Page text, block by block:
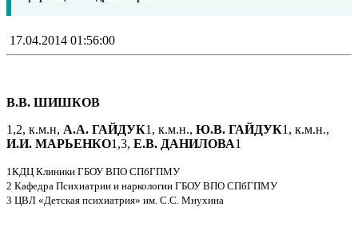
17.04.2014 01:56:00
В.В. ШИШКОВ
1,2, к.м.н, А.А. ГАЙДУК1, к.м.н., Ю.В. ГАЙДУК1, к.м.н.,
И.И. МАРЬЕНКО1,3, Е.В. ДАНИЛОВА1
1КДЦ Клиники ГБОУ ВПО СПбГПМУ
2 Кафедра Психиатрии и наркологии ГБОУ ВПО СПбГПМУ
3 ЦВЛ «Детская психиатрия» им. С.С. Мнухина